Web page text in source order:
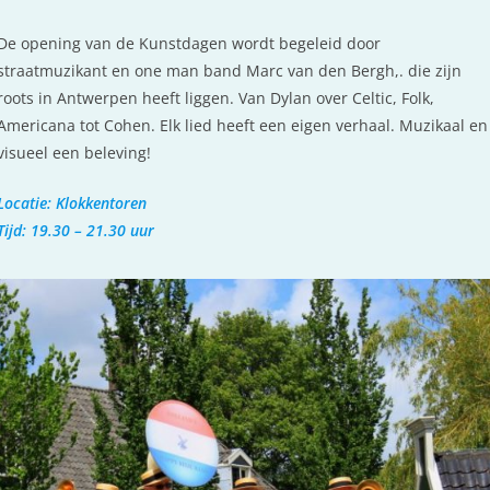
opening van de Kunstdagen wordt begeleid door
en one man band Marc van den Bergh,. die zijn
in Antwerpen heeft liggen. Van Dylan over Celtic, Folk,
tot Cohen. Elk lied heeft een eigen verhaal. Muzikaal en
een beleving!
Klokkentoren
19.30 – 21.30 uur